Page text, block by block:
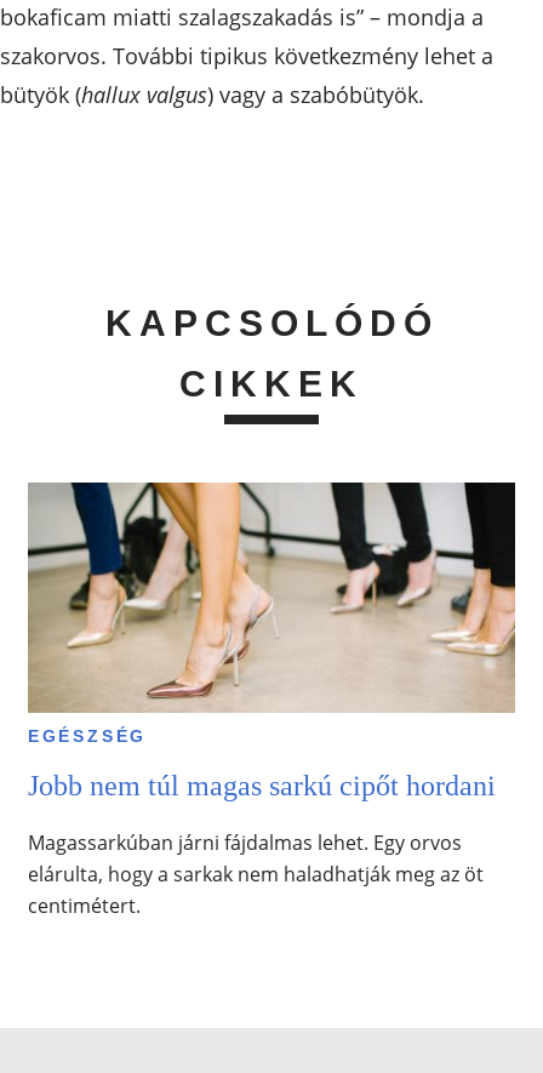
bokaficam miatti szalagszakadás is” – mondja a
szakorvos. További tipikus következmény lehet a
bütyök (hallux valgus) vagy a szabóbütyök.
KAPCSOLÓDÓ
CIKKEK
EGÉSZSÉG
Jobb nem túl magas sarkú cipőt hordani
Magassarkúban járni fájdalmas lehet. Egy orvos
elárulta, hogy a sarkak nem haladhatják meg az öt
centimétert.